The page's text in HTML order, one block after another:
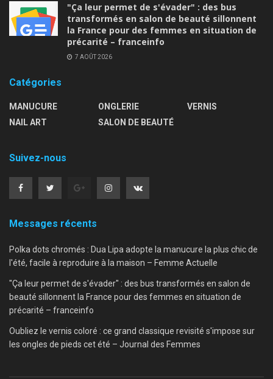
"Ça leur permet de s'évader" : des bus
transformés en salon de beauté sillonnent
la France pour des femmes en situation de
précarité – franceinfo
7 AOÛT 2026
Catégories
MANUCURE
NAIL ART
ONGLERIE
SALON DE BEAUTÉ
VERNIS
Suivez-nous
Messages récents
Polka dots chromés : Dua Lipa adopte la manucure la plus chic de
l'été, facile à reproduire à la maison – Femme Actuelle
"Ça leur permet de s'évader" : des bus transformés en salon de
beauté sillonnent la France pour des femmes en situation de
précarité – franceinfo
Oubliez le vernis coloré : ce grand classique revisité s'impose sur
les ongles de pieds cet été – Journal des Femmes